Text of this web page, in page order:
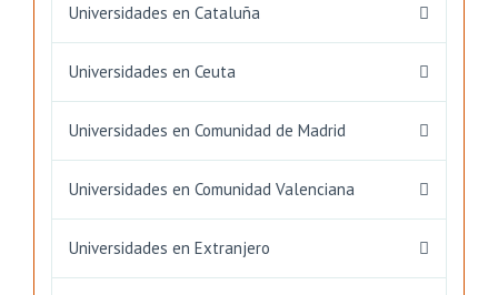
Universidades en Cataluña
Universidades en Ceuta
Universidades en Comunidad de Madrid
Universidades en Comunidad Valenciana
Universidades en Extranjero